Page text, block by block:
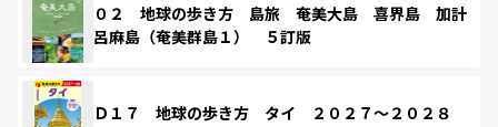
０２ 地球の歩き方 島旅 奄美大島 喜界島 加計
呂麻島（奄美群島１） ５訂版
Ｄ１７ 地球の歩き方 タイ ２０２７～２０２８